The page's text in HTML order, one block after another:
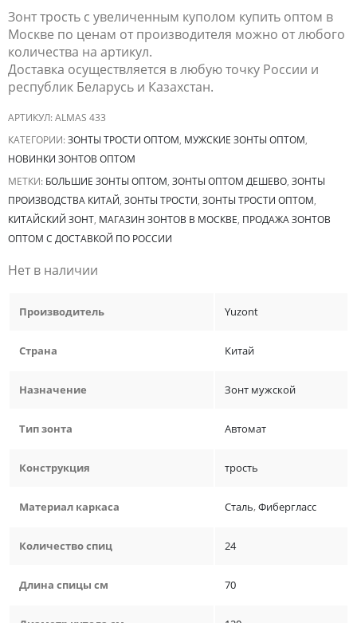
Зонт трость с увеличенным куполом купить оптом в
Москве по ценам от производителя можно от любого
количества на артикул.
Доставка осуществляется в любую точку России и
республик Беларусь и Казахстан.
АРТИКУЛ:ALMAS 433
КАТЕГОРИИ:ЗОНТЫ ТРОСТИ ОПТОМ, МУЖСКИЕ ЗОНТЫ ОПТОМ,
НОВИНКИ ЗОНТОВ ОПТОМ
МЕТКИ: БОЛЬШИЕ ЗОНТЫ ОПТОМ, ЗОНТЫ ОПТОМ ДЕШЕВО, ЗОНТЫ
ПРОИЗВОДСТВА КИТАЙ, ЗОНТЫ ТРОСТИ, ЗОНТЫ ТРОСТИ ОПТОМ,
КИТАЙСКИЙ ЗОНТ, МАГАЗИН ЗОНТОВ В МОСКВЕ, ПРОДАЖА ЗОНТОВ
ОПТОМ С ДОСТАВКОЙ ПО РОССИИ
Нет в наличии
Производитель Yuzont
Страна Китай
Назначение Зонт мужской
Тип зонта Автомат
Конструкция трость
Материал каркаса Сталь,Фибергласс
Количество спиц 24
Длина спицы см 70